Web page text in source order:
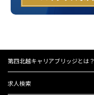
第四北越キャリアブリッジとは？
－UIターンをお考えの方へ
求人検索